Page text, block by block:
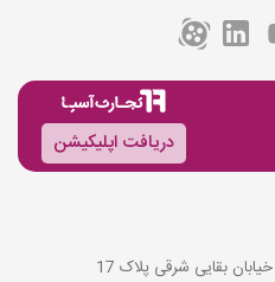
دریافت اپلیکیشن
بقایی شرقی پلاک 17